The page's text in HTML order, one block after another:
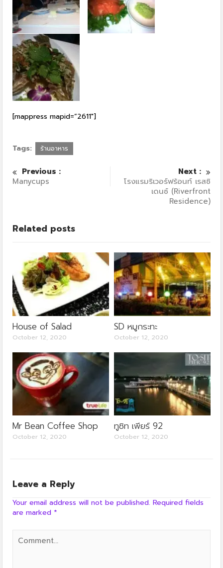
[mappress mapid=”2611″]
Tags: ร้านอาหาร
Previous :
Manycups
Next :
โรงแรมริเวอร์ฟร้อนท์ เรสซิ
เดนซ์ (Riverfront
Residence)
Related posts
House of Salad
October 12, 2020
SD หมูกระทะ
October 12, 2020
Mr Bean Coffee Shop
October 12, 2020
ทูซิท เพียร์ 92
October 12, 2020
Leave a Reply
Your email address will not be published. Required fields
are marked *